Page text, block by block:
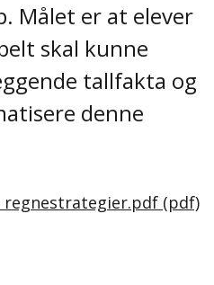
Målet er at elever
skal kunne
tallfakta og
denne
regnestrategier.pdf (pdf)